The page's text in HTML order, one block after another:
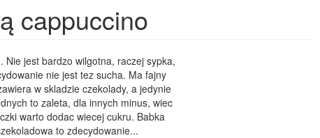
cappuccino
jest bardzo wilgotna, raczej sypka,
nie jest tez sucha. Ma fajny
w skladzie czekolady, a jedynie
to zaleta, dla innych minus, wiec
warto dodac wiecej cukru. Babka
to zdecydowanie...